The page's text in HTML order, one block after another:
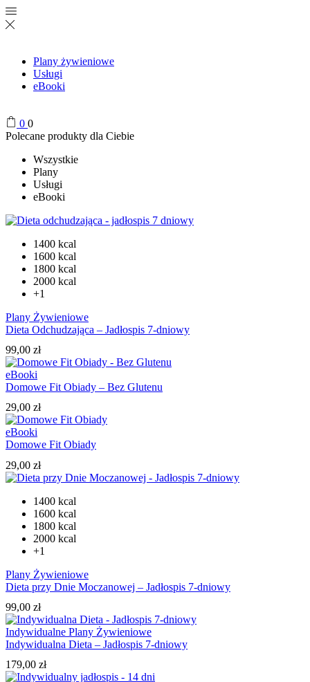
Plany żywieniowe
Usługi
eBooki
0 0
Polecane produkty dla Ciebie
Wszystkie
Plany
Usługi
eBooki
1400 kcal
1600 kcal
1800 kcal
2000 kcal
+1
Plany Żywieniowe
Dieta Odchudzająca – Jadłospis 7-dniowy
99,00 zł
eBooki
Domowe Fit Obiady – Bez Glutenu
29,00 zł
eBooki
Domowe Fit Obiady
29,00 zł
1400 kcal
1600 kcal
1800 kcal
2000 kcal
+1
Plany Żywieniowe
Dieta przy Dnie Moczanowej – Jadłospis 7-dniowy
99,00 zł
Indywidualne Plany Żywieniowe
Indywidualna Dieta – Jadłospis 7-dniowy
179,00 zł